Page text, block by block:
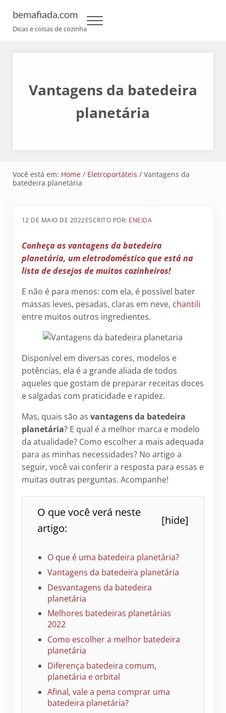
bemafiada.com
Dicas e coisas de cozinha Menu
Vantagens da batedeira
planetária
Você está em: Home / Eletroportáteis /Vantagens da
batedeira planetária
12 DE MAIO DE 2022ESCRITO POR: ENEIDA
Conheça as vantagens da batedeira
planetária, um eletrodoméstico que está na
lista de desejos de muitos cozinheiros!
E não é para menos: com ela, é possível bater
massas leves, pesadas, claras em neve, chantili
entre muitos outros ingredientes.
Disponível em diversas cores, modelos e
potências, ela é a grande aliada de todos
aqueles que gostam de preparar receitas doces
e salgadas com praticidade e rapidez.
Mas, quais são as vantagens da batedeira
planetária? E qual é a melhor marca e modelo
da atualidade? Como escolher a mais adequada
para as minhas necessidades? No artigo a
seguir, você vai conferir a resposta para essas e
muitas outras perguntas. Acompanhe!
O que você verá neste
artigo:
[hide]
O que é uma batedeira planetária?
Vantagens da batedeira planetária
Desvantagens da batedeira
planetária
Melhores batedeiras planetárias
2022
Como escolher a melhor batedeira
planetária
Diferença batedeira comum,
planetária e orbital
Afinal, vale a pena comprar uma
batedeira planetária?